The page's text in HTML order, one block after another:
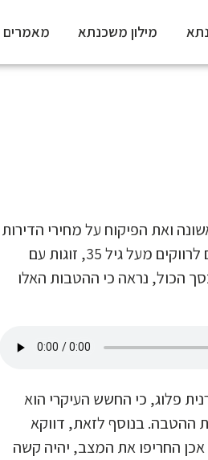
מילון משכנתא מאמרים
ואת הפיקוח על מחירי הדירות
החדשות שייבנו. למעשה, ביטול המע"מ יוענק לא רק לרוכשי דירה ראשונה, אלא גם לרווקים מעל גיל 35, זוגות עם
הכול, נראה כי ההטבות האלו
פלוג, כי החשש העיקרי הוא
ההטבה. בנוסף לזאת, דווקא
החריפו את המצב, יהיה קשה